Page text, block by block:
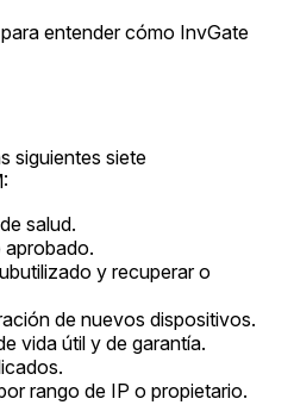
entender cómo InvGate
siguientes siete
salud.
y recuperar o
de nuevos dispositivos.
vida útil y de garantía.
rango de IP o propietario.